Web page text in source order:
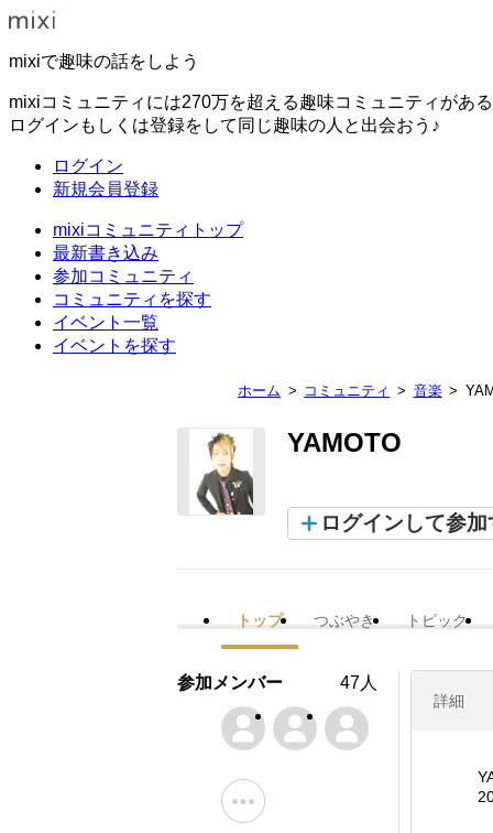
mixiで趣味の話をしよう
mixiコミュニティには270万を超える趣味コミュニティがあ
ログインもしくは登録をして同じ趣味の人と出会おう♪
ログイン
新規会員登録
mixiコミュニティトップ
最新書き込み
参加コミュニティ
コミュニティを探す
イベント一覧
イベントを探す
ホーム コミュニティ 音楽
YAMOTO
ログインして参加
トップ つぶやき トピック
詳細
参加メンバー 47人